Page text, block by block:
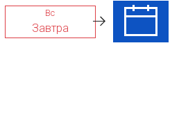
Вс
Завтра
Пн